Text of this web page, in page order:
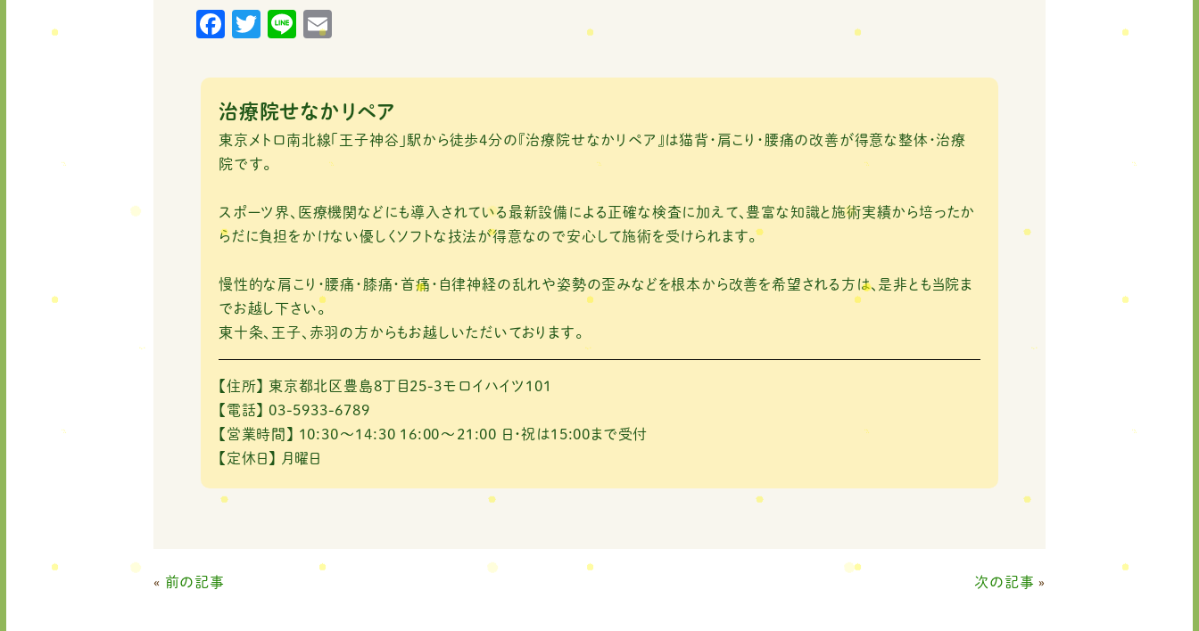
F
c
e
b
o
k
T
it
te
r
Li
e
ai
l
治療院せなかリペア
東京メトロ南北線「王子神谷」駅から徒歩4分の『治療院せなかリペア』は猫背・肩こり・腰痛の改善が得意な整体・治療
院です。
スポーツ界、医療機関などにも導入されている最新設備による正確な検査に加えて、豊富な知識と施術実績から培ったか
らだに負担をかけない優しくソフトな技法が得意なので安心して施術を受けられます。
慢性的な肩こり・腰痛・膝痛・首痛・自律神経の乱れや姿勢の歪みなどを根本から改善を希望される方は、是非とも当院ま
でお越し下さい。
東十条、王子、赤羽の方からもお越しいただいております。
【住所】
東京都北区豊島8丁目25-3モロイハイツ101
【電話】
03-5933-6789
【営業時間】
10:30～14:30 16:00～21:00 日・祝は15:00まで受付
【定休日】
月曜日
« 前の記事 次の記事 »